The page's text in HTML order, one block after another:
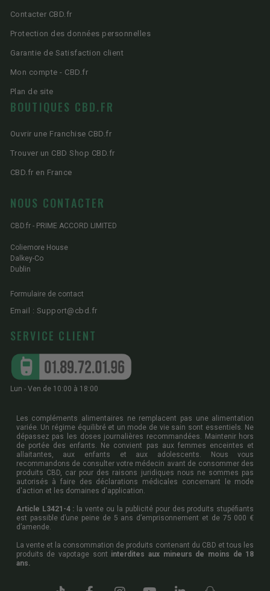
Contacter CBD.fr
Protection des données personnelles
Garantie de Satisfaction client
Mon compte - CBD.fr
Plan de site
BOUTIQUES CBD.FR
Ouvrir une Franchise CBD.fr
Trouver un CBD Shop CBD.fr
CBD.fr en France
NOUS CONTACTER
CBD.fr - PRIME ACCORD LIMITED
Coliemore House
Dalkey-Co
Dublin
Formulaire de contact
Email : Support@cbd.fr
SERVICE CLIENT
Lun - Ven de 10:00 à 18:00
Les compléments alimentaires ne remplacent pas une alimentation
variée. Un régime équilibré et un mode de vie sain sont essentiels. Ne
dépassez pas les doses journalières recommandées. Maintenir hors
de portée des enfants. Ne convient pas aux femmes enceintes et
allaitantes, aux enfants et aux adolescents. Nous vous
recommandons de consulter votre médecin avant de consommer des
produits CBD, car pour des raisons juridiques nous ne sommes pas
autorisés à faire des déclarations médicales concernant le mode
d'action et les domaines d'application.
Article L3421-4 : la vente ou la publicité pour des produits stupéfiants
est passible d’une peine de 5 ans d’emprisonnement et de 75 000 €
d’amende.
La vente et la consommation de produits contenant du CBD et tous les
produits de vapotage sont interdites aux mineurs de moins de 18
ans.